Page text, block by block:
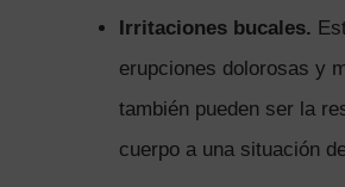
Irritaciones bucales.
erupciones dolorosas y
también pueden ser la
cuerpo a una situación